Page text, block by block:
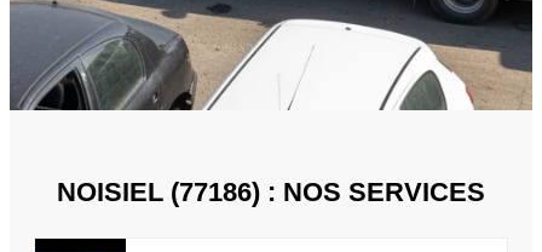
NOISIEL (77186) : NOS SERVICES